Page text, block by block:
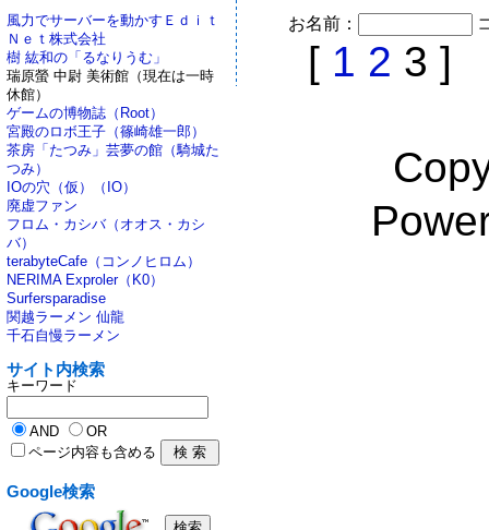
お名前：
[ 1 2 3 ]
風力でサーバーを動かすＥｄｉｔ
Ｎｅｔ株式会社
樹 紘和の「るなりうむ」
瑞原螢 中尉 美術館（現在は一時
休館）
ゲームの博物誌（Root）
宮殿のロボ王子（篠崎雄一郎）
茶房「たつみ」芸夢の館（騎城た
つみ）
IOの穴（仮）（IO）
廃虚ファン
フロム・カシバ（オオス・カシ
バ）
terabyteCafe（コンノヒロム）
NERIMA Exproler（K0）
Surfersparadise
関越ラーメン 仙龍
千石自慢ラーメン
サイト内検索
キーワード
AND
OR
ページ内容も含める
Google検索